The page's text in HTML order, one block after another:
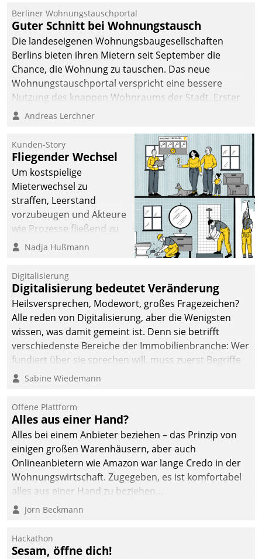
Berliner Wohnungstauschportal
Guter Schnitt bei Wohnungstausch
Die landeseigenen Wohnungsbaugesellschaften
Berlins bieten ihren Mietern seit September die
Chance, die Wohnung zu tauschen. Das neue
Wohnungstauschportal verspricht eine bessere
Nutzung des knappen Wohnraums der Stadt. Erster
Anwendungsfall für Datatrains Lösung API-Hub mit
Unternehmen.
Andreas Lerchner
Kunden-Story
Fliegender Wechsel
Um kostspielige
Mieterwechsel zu
straffen, Leerstand
vorzubeugen und Akteure
wie Prozesse fließend zu
vernetzen, nutzt die
Jahresbeginn eine
Überblick, Einsicht und
Eingriff bietende Lösung.
Zur Entwicklung setzte
man auf
Cloudtechnologie,
bewährte und Startup-
agile Projektmethoden.
Nadja Hußmann
Digitalisierung
Digitalisierung bedeutet Veränderung
Heilsversprechen, Modewort, großes Fragezeichen?
Alle reden von Digitalisierung, aber die Wenigsten
wissen, was damit gemeint ist. Denn sie betrifft
verschiedenste Bereiche der Immobilienbranche: Wer
fundiert über sie sprechen will, muss zuerst Begriffe
klären. Ein Aspekt ist die betriebliche Optimierung:
Einsparungen durch optimierte und automatisierte
Prozesse. Doch man darf nicht zu viel erwarten: Allein
mit der Einführung einer neuen Software ist es nicht
getan. Die Digitalisierung erfordert von Unternehmen
die Bereitschaft, sich zu überprüfen, zu hinterfragen
und zu verändern.
Sabine Wiedemann
Offene Plattform
Alles aus einer Hand?
Alles bei einem Anbieter beziehen – das Prinzip von
einigen großen Warenhäusern, aber auch
Onlineanbietern wie Amazon war lange Credo in der
Wohnungswirtschaft. Zugegeben, es ist komfortabel
alles aus einer Hand zu beziehen...
Jörn Beckmann
Hackathon
Sesam, öffne dich!